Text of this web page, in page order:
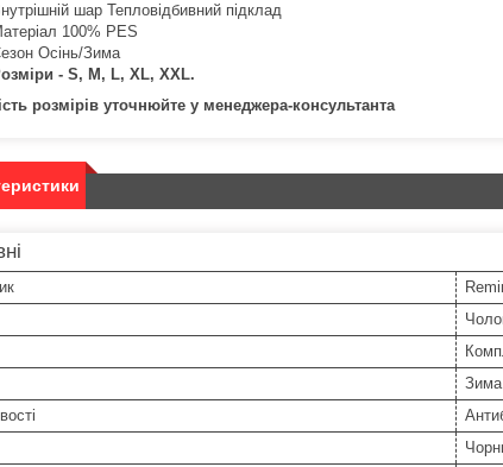
шар Тепловідбивний підклад
100% PES
Осінь/Зима
- S, M, L, XL, XXL.
розмірів уточнюйте у менеджера-консультанта
Зима